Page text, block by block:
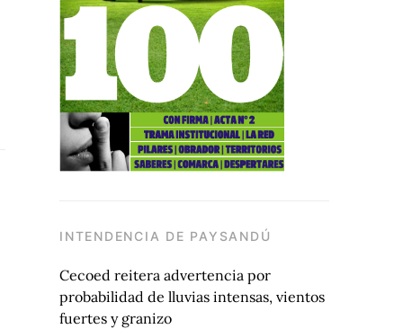
INTENDENCIA DE PAYSANDÚ
Cecoed reitera advertencia por
probabilidad de lluvias intensas, vientos
fuertes y granizo